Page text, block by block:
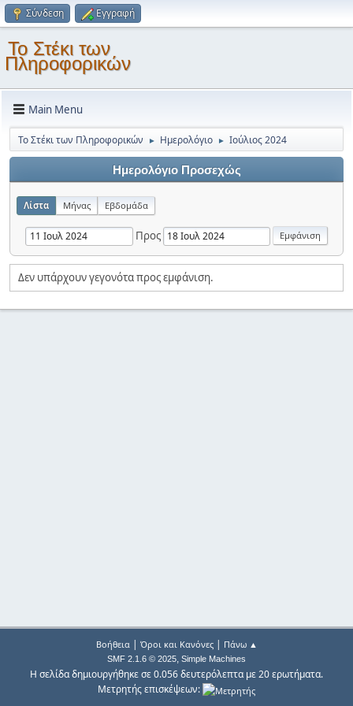
Σύνδεση Εγγραφή
Το Στέκι των
Πληροφορικών
Main Menu
Το Στέκι των Πληροφορικών ► Ημερολόγιο ► Ιούλιος 2024
Ημερολόγιο Προσεχώς
Λίστα Μήνας Εβδομάδα
Προς
Δεν υπάρχουν γεγονότα προς εμφάνιση.
Βοήθεια| Όροι και Κανόνες| Πάνω ▲
SMF 2.1.6 © 2025, Simple Machines
Η σελίδα δημιουργήθηκε σε 0.056 δευτερόλεπτα με 20 ερωτήματα.
Μετρητής επισκέψεων: